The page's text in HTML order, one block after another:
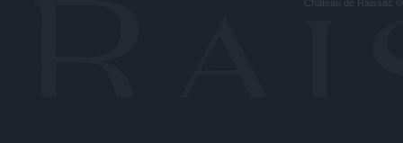
Château de Raissac